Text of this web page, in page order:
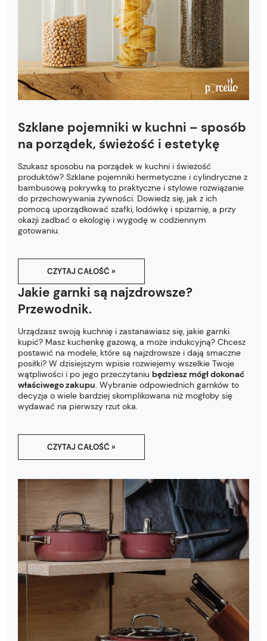
Szklane pojemniki w kuchni – sposób
na porządek, świeżość i estetykę
Szukasz sposobu na porządek w kuchni i świeżość
produktów? Szklane pojemniki hermetyczne i cylindryczne z
bambusową pokrywką to praktyczne i stylowe rozwiązanie
do przechowywania żywności. Dowiedz się, jak z ich
pomocą uporządkować szafki, lodówkę i spiżarnię, a przy
okazji zadbać o ekologię i wygodę w codziennym
gotowaniu.
CZYTAJ CAŁOŚĆ »
Jakie garnki są najzdrowsze?
Przewodnik.
CZYTAJ CAŁOŚĆ »
Urządzasz swoją kuchnię i zastanawiasz się, jakie garnki
kupić? Masz kuchenkę gazową, a może indukcyjną? Chcesz
postawić na modele, które są najzdrowsze i dają smaczne
posiłki? W dzisiejszym wpisie rozwiejemy wszelkie Twoje
wątpliwości i po jego przeczytaniu będziesz mógł dokonać
właściwego zakupu. Wybranie odpowiednich garnków to
decyzja o wiele bardziej skomplikowana niż mogłoby się
wydawać na pierwszy rzut oka.